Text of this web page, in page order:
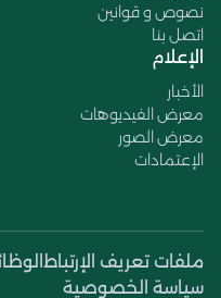
نصوص و قوانين
اتصل بنا
الإعلام
الأخبار
معرض الفيديوهات
معرض الصور
الإعتمادات
ملفات تعريف الإرتباط
سياسة الخصوصية